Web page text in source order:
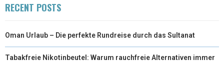
RECENT POSTS
Oman Urlaub – Die perfekte Rundreise durch das Sultanat
Tabakfreie Nikotinbeutel: Warum rauchfreie Alternativen immer